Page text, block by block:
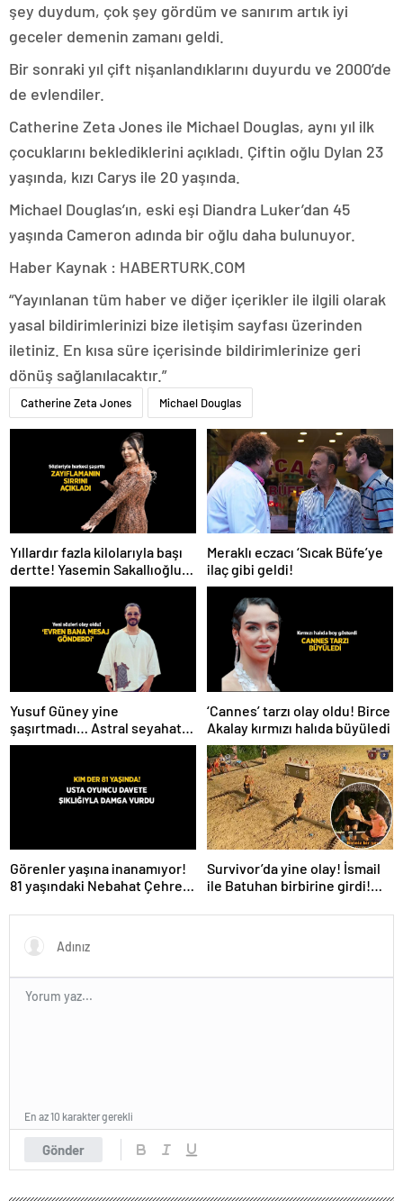
şey duydum, çok şey gördüm ve sanırım artık iyi
geceler demenin zamanı geldi.
Bir sonraki yıl çift nişanlandıklarını duyurdu ve 2000’de
de evlendiler.
Catherine Zeta Jones ile Michael Douglas, aynı yıl ilk
çocuklarını beklediklerini açıkladı. Çiftin oğlu Dylan 23
yaşında, kızı Carys ile 20 yaşında.
Michael Douglas’ın, eski eşi Diandra Luker’dan 45
yaşında Cameron adında bir oğlu daha bulunuyor.
Haber Kaynak : HABERTURK.COM
“Yayınlanan tüm haber ve diğer içerikler ile ilgili olarak
yasal bildirimlerinizi bize iletişim sayfası üzerinden
iletiniz. En kısa süre içerisinde bildirimlerinize geri
dönüş sağlanılacaktır.”
Catherine Zeta Jones Michael Douglas
Yıllardır fazla kilolarıyla başı
dertte! Yasemin Sakallıoğlu
zayıflamasının sırrını açıkladı
Meraklı eczacı ‘Sıcak Büfe’ye
ilaç gibi geldi!
Yusuf Güney yine
şaşırtmadı… Astral seyahat
ve uzaylılardan sonra şimdi
‘Cannes’ tarzı olay oldu! Birce
Akalay kırmızı halıda büyüledi
Görenler yaşına inanamıyor!
81 yaşındaki Nebahat Çehre
Survivor’da yine olay! İsmail
ile Batuhan birbirine girdi!
Gönder
En az 10 karakter gerekli